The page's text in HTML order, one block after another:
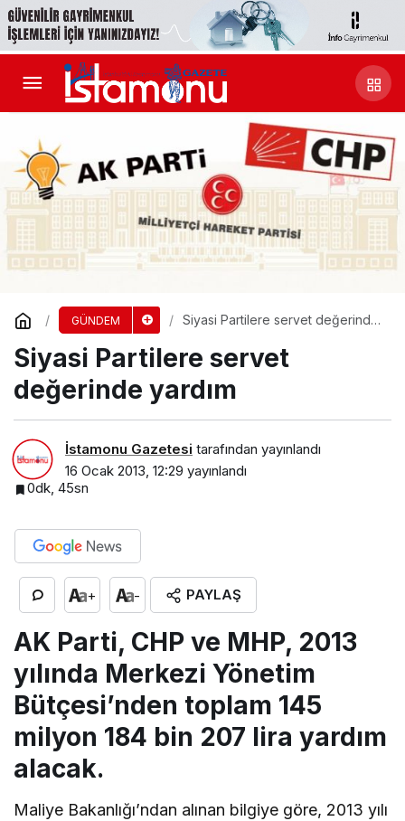
GÜNDEM
Siyasi Partilere servet değerinde
Siyasi Partilere servet
değerinde yardım
İstamonu Gazetesi tarafından yayınlandı
16 Ocak 2013, 12:29 yayınlandı
0dk, 45sn
+ - PAYLAŞ
AK Parti, CHP ve MHP, 2013
yılında Merkezi Yönetim
Bütçesi’nden toplam 145
milyon 184 bin 207 lira yardım
alacak.
Maliye Bakanlığı’ndan alınan bilgiye göre, 2013 yılı